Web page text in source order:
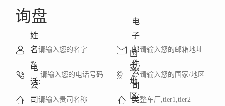
询盘

姓
名
*:

电
子
邮
件
*:

电
话:

国
家/
地
区:

公
司

公
司
类